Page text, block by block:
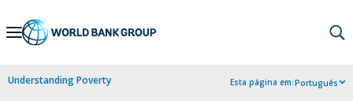
Skip
Navigation
Understanding Poverty Esta página em:Português